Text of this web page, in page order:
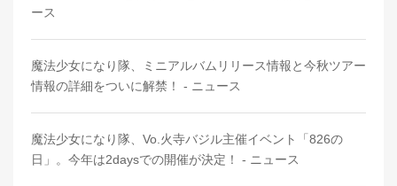
ース
魔法少女になり隊、ミニアルバムリリース情報と今秋ツアー
情報の詳細をついに解禁！ - ニュース
魔法少女になり隊、Vo.火寺バジル主催イベント「826の
日」。今年は2daysでの開催が決定！ - ニュース